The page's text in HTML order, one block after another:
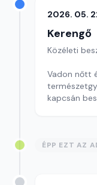
Szerkesztő:
2026. 05.
Kerengő
Közéleti
Vadon nőtt
kapcsán
ÉPP EZT AZ